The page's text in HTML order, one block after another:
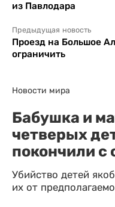
из Павлодара
Предыдущая новость
Проезд на Большое
ограничить
Новости мира
Бабушка и
четверых
покончили с
Убийство детей
их от